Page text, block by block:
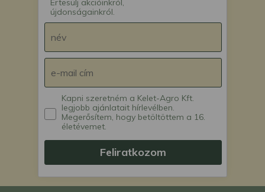
Értesülj akcióinkról,
újdonságainkról.
Kapni szeretném a Kelet-Agro Kft.
legjobb ajánlatait hírlevélben.
Megerősítem, hogy betöltöttem a 16.
életévemet.
Feliratkozom